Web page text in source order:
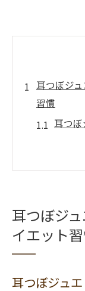
耳つぼジ
習慣
耳つ
ダイ
耳つ
景
ント
耳つぼジ
イエット
耳つぼジュ